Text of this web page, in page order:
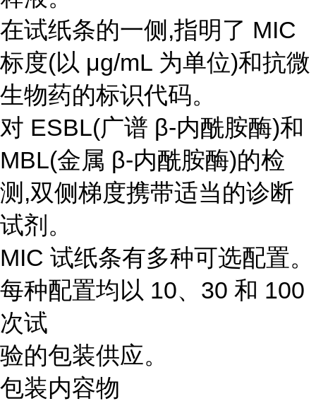
在试纸条的一侧,指明了 MIC
标度(以 μg/mL 为单位)和抗微
生物药的标识代码。
对 ESBL(广谱 β-内酰胺酶)和
MBL(金属 β-内酰胺酶)的检
测,双侧梯度携带适当的诊断
试剂。
MIC 试纸条有多种可选配置。
每种配置均以 10、30 和 100
次试
验的包装供应。
包装内容物